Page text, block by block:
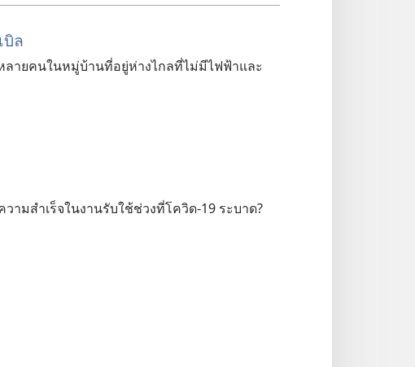
ล
ลาย​คน​ใน​หมู่​บ้าน​ที่​อยู่​ห่าง​ไกล​ที่​ไม่​มี​ไฟฟ้า​และ​
วาม​สำเร็จ​ใน​งาน​รับใช้​ช่วง​ที่​โควิด-19 ระบาด?